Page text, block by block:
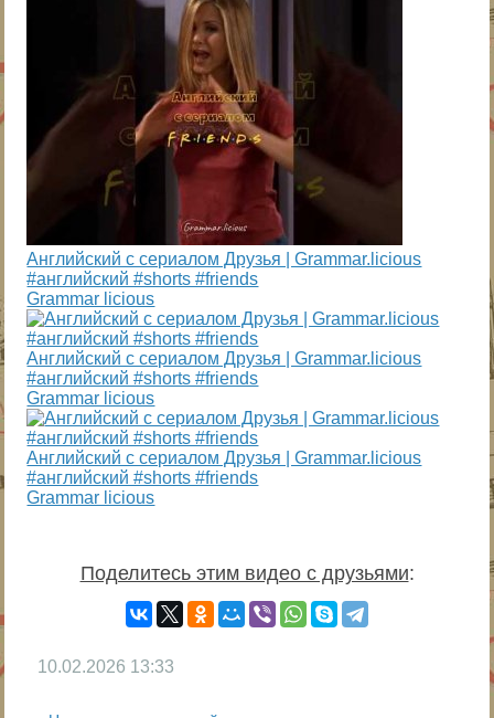
Английский c сериалом Друзья | Grammar.licious
#английский #shorts #friends
Grammar licious
Английский c сериалом Друзья | Grammar.licious
#английский #shorts #friends
Grammar licious
Английский c сериалом Друзья | Grammar.licious
#английский #shorts #friends
Grammar licious
Поделитесь этим видео с друзьями:
10.02.2026 13:33